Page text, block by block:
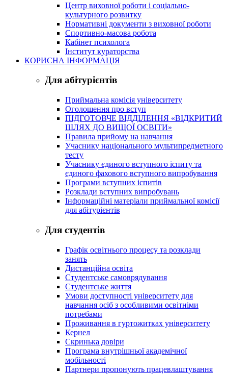
Центр виховної роботи і соціально-
культурного розвитку
Нормативні документи з виховної роботи
Спортивно-масова робота
Кабінет психолога
Інститут кураторства
КОРИСНА ІНФОРМАЦІЯ
Для абітурієнтів
Приймальна комісія університету
Оголошення про вступ
ПІДГОТОВЧЕ ВІДДІЛЕННЯ «ВІДКРИТИЙ
ШЛЯХ ДО ВИЩОЇ ОСВІТИ»
Правила прийому на навчання
Учаснику національного мультипредметного
тесту
Учаснику єдиного вступного іспиту та
єдиного фахового вступного випробування
Програми вступних іспитів
Розклади вступних випробувань
Інформаційні матеріали приймальної комісії
для абітурієнтів
Для студентів
Графік освітнього процесу та розклади
занять
Дистанційна освіта
Студентське самоврядування
Студентське життя
Умови доступності університету для
навчання осіб з особливими освітніми
потребами
Проживання в гуртожитках університету
Кернел
Скринька довіри
Програма внутрішньої академічної
мобільності
Партнери пропонують працевлаштування